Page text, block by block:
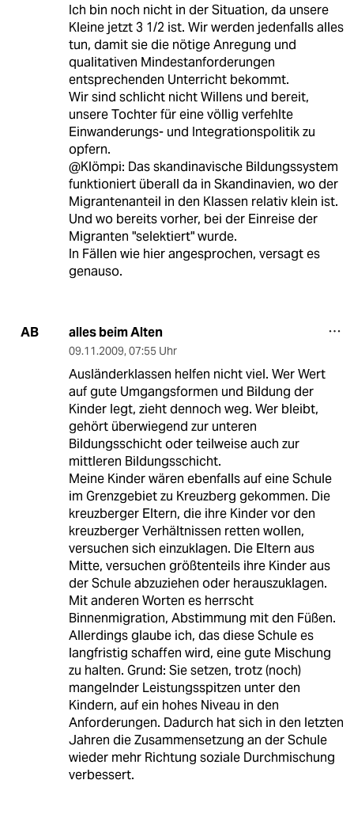
Ich bin noch nicht in der Situation, da unsere
Kleine jetzt 3 1/2 ist. Wir werden jedenfalls alles
tun, damit sie die nötige Anregung und
qualitativen Mindestanforderungen
entsprechenden Unterricht bekommt.
Wir sind schlicht nicht Willens und bereit,
unsere Tochter für eine völlig verfehlte
Einwanderungs- und Integrationspolitik zu
opfern.
@Klömpi: Das skandinavische Bildungssystem
funktioniert überall da in Skandinavien, wo der
Migrantenanteil in den Klassen relativ klein ist.
Und wo bereits vorher, bei der Einreise der
Migranten "selektiert" wurde.
In Fällen wie hier angesprochen, versagt es
genauso.
AB alles beim Alten
09.11.2009, 07:55 Uhr
Ausländerklassen helfen nicht viel. Wer Wert
auf gute Umgangsformen und Bildung der
Kinder legt, zieht dennoch weg. Wer bleibt,
gehört überwiegend zur unteren
Bildungsschicht oder teilweise auch zur
mittleren Bildungsschicht.
Meine Kinder wären ebenfalls auf eine Schule
im Grenzgebiet zu Kreuzberg gekommen. Die
kreuzberger Eltern, die ihre Kinder vor den
kreuzberger Verhältnissen retten wollen,
versuchen sich einzuklagen. Die Eltern aus
Mitte, versuchen größtenteils ihre Kinder aus
der Schule abzuziehen oder herauszuklagen.
Mit anderen Worten es herrscht
Binnenmigration, Abstimmung mit den Füßen.
Allerdings glaube ich, das diese Schule es
langfristig schaffen wird, eine gute Mischung
zu halten. Grund: Sie setzen, trotz (noch)
mangelnder Leistungsspitzen unter den
Kindern, auf ein hohes Niveau in den
Anforderungen. Dadurch hat sich in den letzten
Jahren die Zusammensetzung an der Schule
wieder mehr Richtung soziale Durchmischung
verbessert.